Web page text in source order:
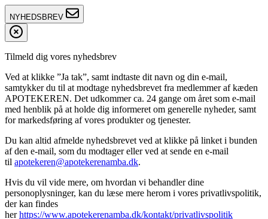
NYHEDSBREV
Tilmeld dig vores nyhedsbrev
Ved at klikke ”Ja tak”, samt indtaste dit navn og din e-mail,
samtykker du til at modtage nyhedsbrevet fra medlemmer af kæden
APOTEKEREN. Det udkommer ca. 24 gange om året som e-mail
med henblik på at holde dig informeret om generelle nyheder, samt
for markedsføring af vores produkter og tjenester.
Du kan altid afmelde nyhedsbrevet ved at klikke på linket i bunden
af den e-mail, som du modtager eller ved at sende en e-mail
til apotekeren@apotekerenamba.dk.
Hvis du vil vide mere, om hvordan vi behandler dine
personoplysninger, kan du læse mere herom i vores privatlivspolitik,
der kan findes
herhttps://www.apotekerenamba.dk/kontakt/privatlivspolitik